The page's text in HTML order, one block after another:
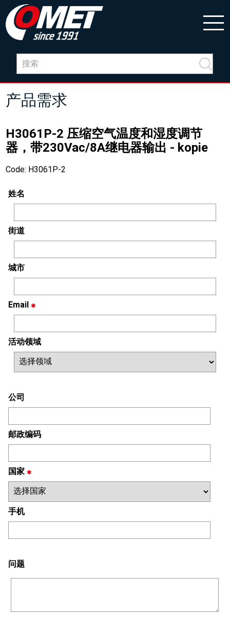
产品需求
H3061P-2 压缩空气温度和湿度调节
器，带230Vac/8A继电器输出 - kopie
Code: H3061P-2
姓名
街道
城市
Email
活动领域
公司
邮政编码
国家
手机
问题